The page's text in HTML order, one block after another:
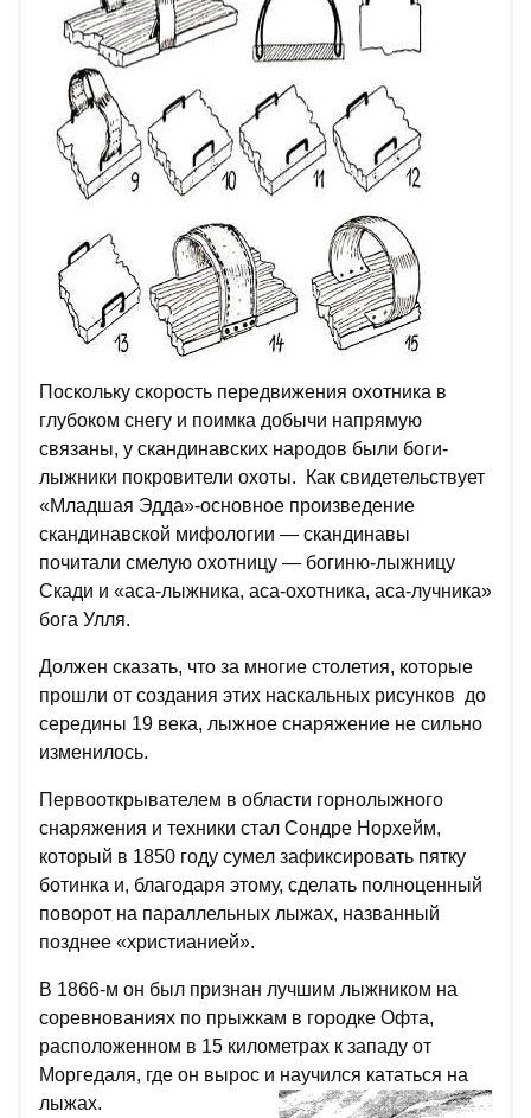
Поскольку скорость передвижения охотника в
глубоком снегу и поимка добычи напрямую
связаны, у скандинавских народов были боги-
лыжники покровители охоты. Как свидетельствует
«Младшая Эдда»-основное произведение
скандинавской мифологии — скандинавы
почитали смелую охотницу — богиню-лыжницу
Скади и «аса-лыжника, аса-охотника, аса-лучника»
бога Улля.
Должен сказать, что за многие столетия, которые
прошли от создания этих наскальных рисунков до
середины 19 века, лыжное снаряжение не сильно
изменилось.
Первооткрывателем в области горнолыжного
снаряжения и техники стал Сондре Норхейм,
который в 1850 году сумел зафиксировать пятку
ботинка и, благодаря этому, сделать полноценный
поворот на параллельных лыжах, названный
позднее «христианией».
В 1866-м он был признан лучшим лыжником на
соревнованиях по прыжкам в городке Офта,
расположенном в 15 километрах к западу от
Моргедаля, где он вырос и научился кататься на
лыжах.